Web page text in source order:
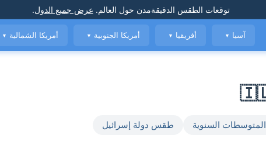
توقعات الطقس الدقيقةمدن حول العالم. عرض جميع الدول.
آسيا ▼ أفريقيا ▼ أمريكا الجنوبية ▼ أمريكا الشمالية ▼
المتوسطات السنوية طقس دولة إسرائيل